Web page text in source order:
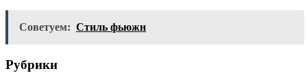
Советуем: Стиль фьюжн
Рубрики